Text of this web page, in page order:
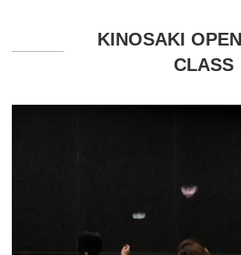
KINOSAKI
CLASS